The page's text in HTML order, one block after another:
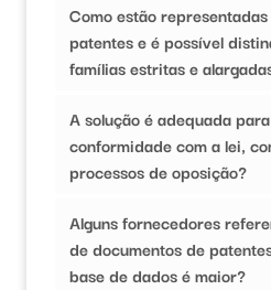
Como estão
patentes e é possível
famílias estritas e
A solução é adequada
conformidade com a lei,
processos de oposição?
Alguns fornecedores
de documentos de
base de dados é maior?